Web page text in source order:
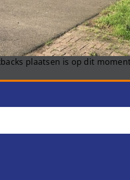
plaatsen is op dit